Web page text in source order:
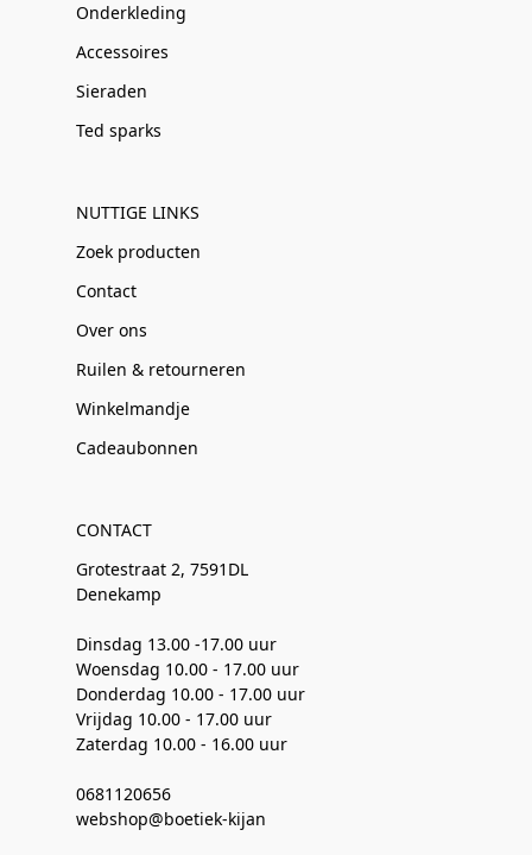
Onderkleding
Accessoires
Sieraden
Ted sparks
NUTTIGE LINKS
Zoek producten
Contact
Over ons
Ruilen & retourneren
Winkelmandje
Cadeaubonnen
CONTACT
Grotestraat 2, 7591DL
Denekamp
Dinsdag 13.00 -17.00 uur
Woensdag 10.00 - 17.00 uur
Donderdag 10.00 - 17.00 uur
Vrijdag 10.00 - 17.00 uur
Zaterdag 10.00 - 16.00 uur
0681120656
webshop@boetiek-kijan